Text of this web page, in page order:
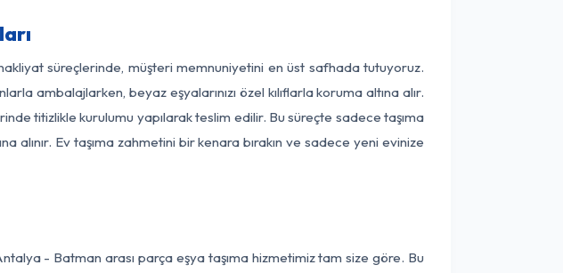
süreçlerinde, müşteri memnuniyetini en üst safhada tutuyoruz.
ambalajlarken, beyaz eşyalarınızı özel kılıflarla koruma altına alır.
titizlikle kurulumu yapılarak teslim edilir. Bu süreçte sadece taşıma
alınır. Ev taşıma zahmetini bir kenara bırakın ve sadece yeni evinize
- Batman arası parça eşya taşıma hizmetimiz tam size göre. Bu